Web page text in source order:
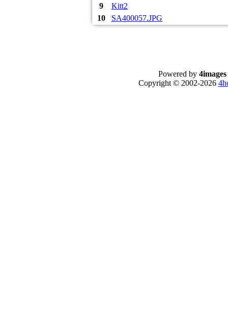
9
Kitt2
10
SA400057.JPG
Powered by 4images
Copyright © 2002-2026